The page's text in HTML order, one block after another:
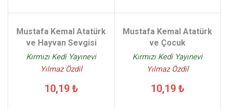
Mustafa Kemal Atatürk
ve Hayvan Sevgisi
Kırmızı Kedi Yayınevi
Yılmaz Özdil
10,19 ₺
Mustafa Kemal Atatürk
ve Çocuk
Kırmızı Kedi Yayınevi
Yılmaz Özdil
10,19 ₺